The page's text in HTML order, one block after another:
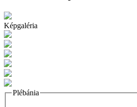
Képgaléria
Plébánia